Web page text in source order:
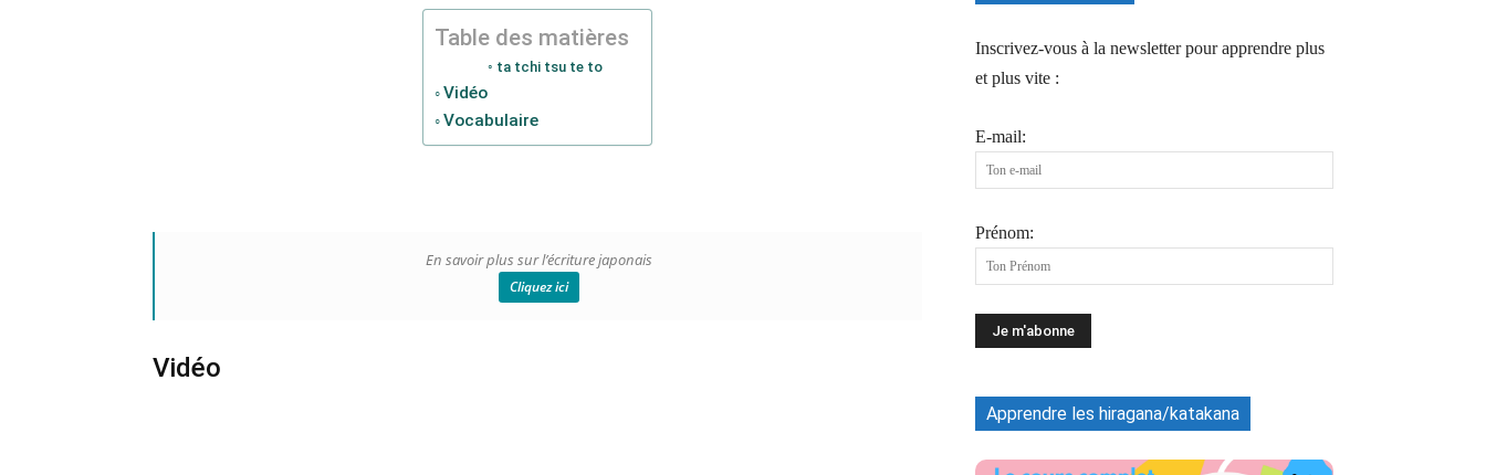
Table des matières
ta tchi tsu te to
Vidéo
Vocabulaire
En savoir plus sur l’écriture japonais
Cliquez ici
Vidéo
Inscrivez-vous à la newsletter pour apprendre plus
et plus vite :
E-mail:
Prénom:
Apprendre les hiragana/katakana